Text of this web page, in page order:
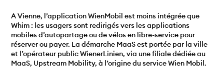
A Vienne, l’application WienMobil est moins intégrée que
Whim : les usagers sont redirigés vers les applications
mobiles d’autopartage ou de vélos en libre-service pour
réserver ou payer. La démarche MaaS est portée par la ville
et l’opérateur public WienerLinien, via une filiale dédiée au
MaaS, Upstream Mobility, à l’origine du service Wien Mobil.